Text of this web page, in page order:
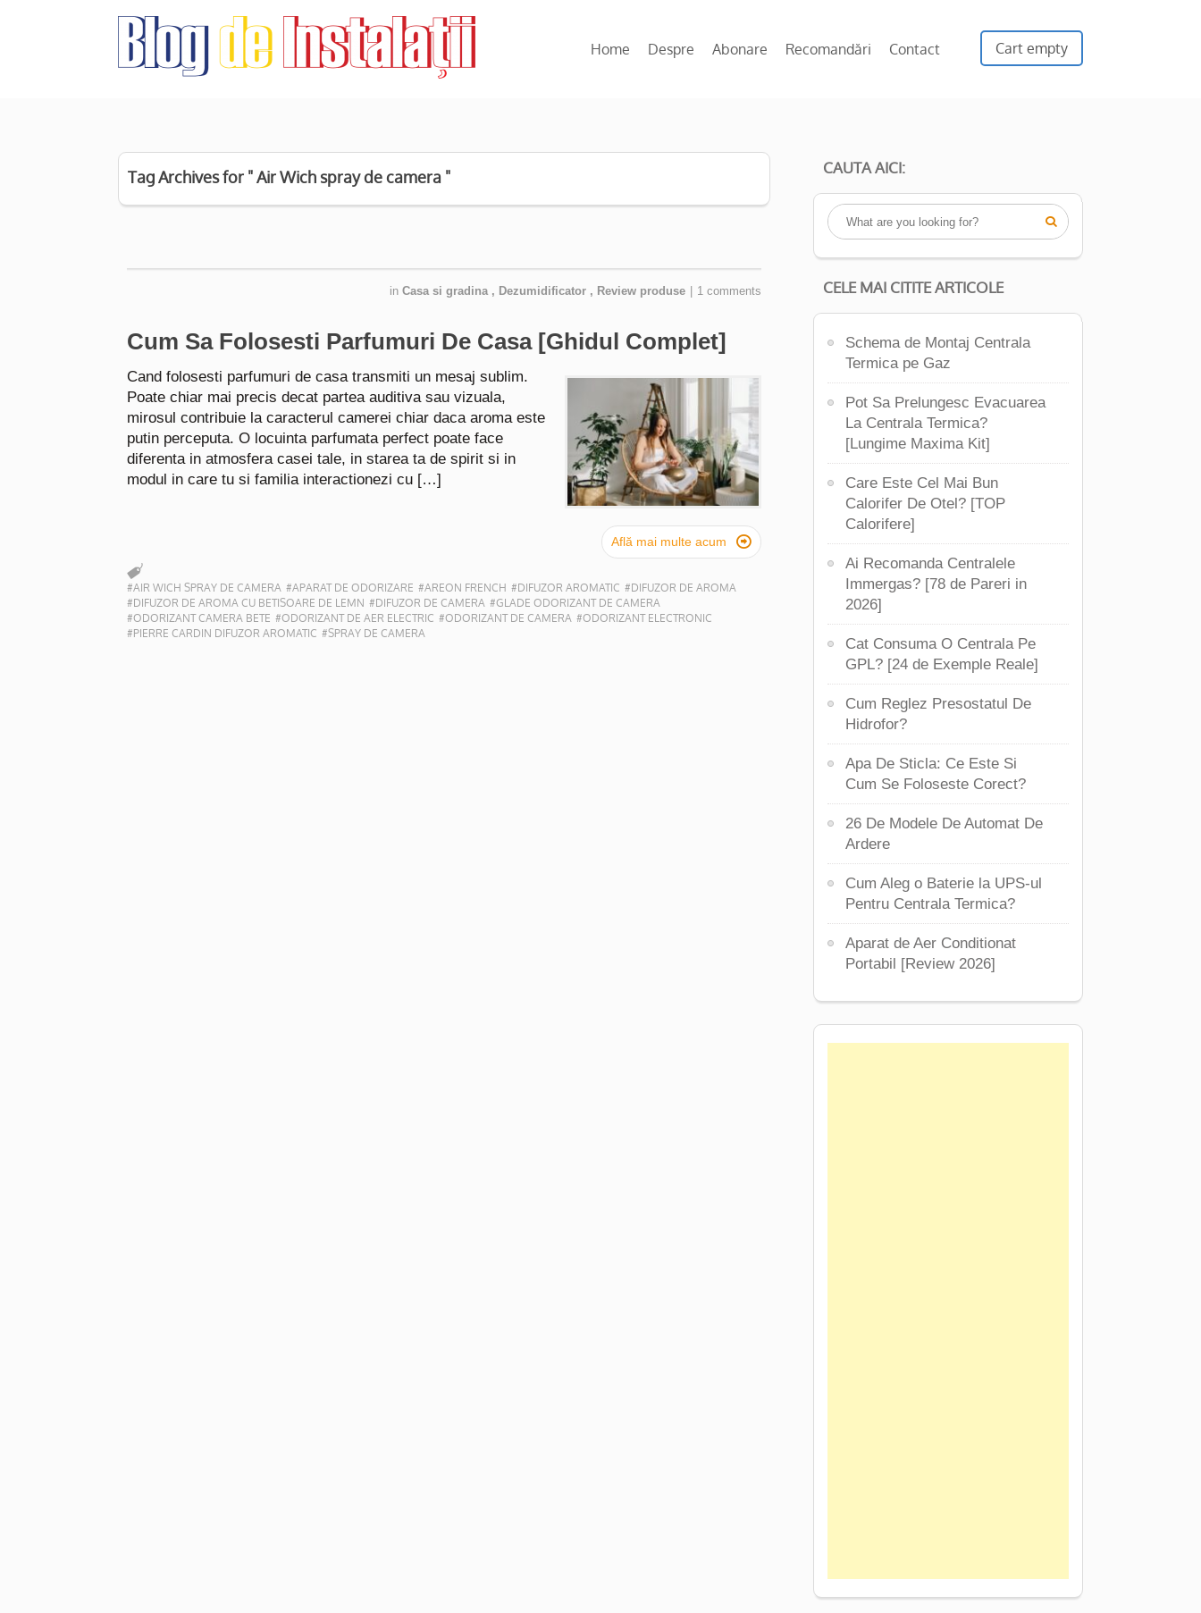
Cart empty
Home Despre Abonare Recomandări Contact
Tag Archives for " Air Wich spray de camera "
in Casa si gradina , Dezumidificator , Review produse 1 comments
Cum Sa Folosesti Parfumuri De Casa [Ghidul Complet]
Cand folosesti parfumuri de casa transmiti un mesaj sublim.
Poate chiar mai precis decat partea auditiva sau vizuala,
mirosul contribuie la caracterul camerei chiar daca aroma este
putin perceputa. O locuinta parfumata perfect poate face
diferenta in atmosfera casei tale, in starea ta de spirit si in
modul in care tu si familia interactionezi cu […]
Află mai multe acum 
#AIR WICH SPRAY DE CAMERA #APARAT DE ODORIZARE #AREON FRENCH #DIFUZOR AROMATIC #DIFUZOR DE AROMA
#DIFUZOR DE AROMA CU BETISOARE DE LEMN #DIFUZOR DE CAMERA #GLADE ODORIZANT DE CAMERA
#ODORIZANT CAMERA BETE #ODORIZANT DE AER ELECTRIC #ODORIZANT DE CAMERA #ODORIZANT ELECTRONIC
#PIERRE CARDIN DIFUZOR AROMATIC #SPRAY DE CAMERA
CAUTA AICI:

CELE MAI CITITE ARTICOLE
Schema de Montaj Centrala
Termica pe Gaz
Pot Sa Prelungesc Evacuarea
La Centrala Termica?
[Lungime Maxima Kit]
Care Este Cel Mai Bun
Calorifer De Otel? [TOP
Calorifere]
Ai Recomanda Centralele
Immergas? [78 de Pareri in
2026]
Cat Consuma O Centrala Pe
GPL? [24 de Exemple Reale]
Cum Reglez Presostatul De
Hidrofor?
Apa De Sticla: Ce Este Si
Cum Se Foloseste Corect?
26 De Modele De Automat De
Ardere
Cum Aleg o Baterie la UPS-ul
Pentru Centrala Termica?
Aparat de Aer Conditionat
Portabil [Review 2026]